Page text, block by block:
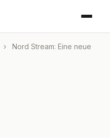
›
Nord Stream: Eine neue